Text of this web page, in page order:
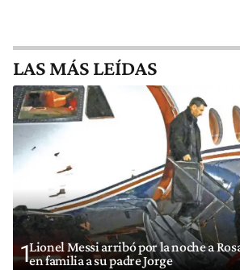
LAS MÁS LEÍDAS
1Lionel Messi arribó por la noche a
en familia a su padre Jorge